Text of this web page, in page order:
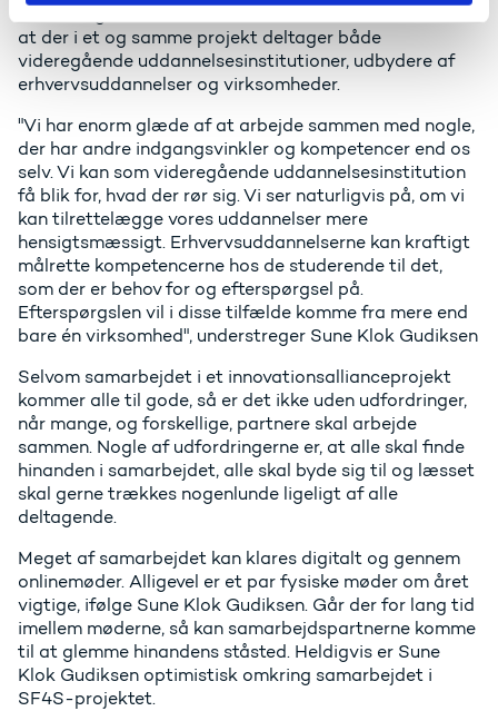
at der i et og samme projekt deltager både
videregående uddannelsesinstitutioner, udbydere af
erhvervsuddannelser og virksomheder.
"Vi har enorm glæde af at arbejde sammen med nogle,
der har andre indgangsvinkler og kompetencer end os
selv. Vi kan som videregående uddannelsesinstitution
få blik for, hvad der rør sig. Vi ser naturligvis på, om vi
kan tilrettelægge vores uddannelser mere
hensigtsmæssigt. Erhvervsuddannelserne kan kraftigt
målrette kompetencerne hos de studerende til det,
som der er behov for og efterspørgsel på.
Efterspørgslen vil i disse tilfælde komme fra mere end
bare én virksomhed", understreger Sune Klok Gudiksen
Selvom samarbejdet i et innovationsallianceprojekt
kommer alle til gode, så er det ikke uden udfordringer,
når mange, og forskellige, partnere skal arbejde
sammen. Nogle af udfordringerne er, at alle skal finde
hinanden i samarbejdet, alle skal byde sig til og læsset
skal gerne trækkes nogenlunde ligeligt af alle
deltagende.
Meget af samarbejdet kan klares digitalt og gennem
onlinemøder. Alligevel er et par fysiske møder om året
vigtige, ifølge Sune Klok Gudiksen. Går der for lang tid
imellem møderne, så kan samarbejdspartnerne komme
til at glemme hinandens ståsted. Heldigvis er Sune
Klok Gudiksen optimistisk omkring samarbejdet i
SF4S-projektet.